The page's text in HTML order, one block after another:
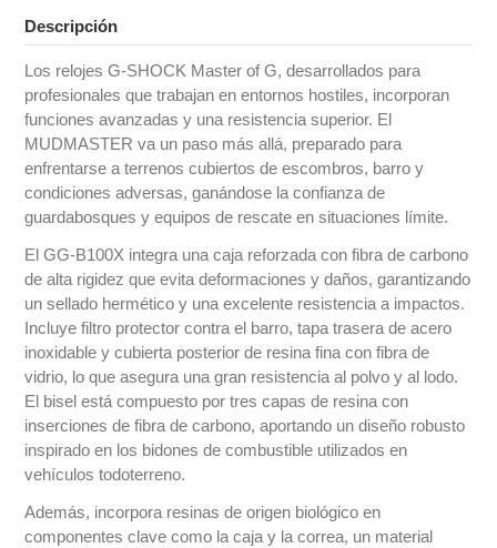
Descripción
Los relojes G-SHOCK Master of G, desarrollados para
profesionales que trabajan en entornos hostiles, incorporan
funciones avanzadas y una resistencia superior. El
MUDMASTER va un paso más allá, preparado para
enfrentarse a terrenos cubiertos de escombros, barro y
condiciones adversas, ganándose la confianza de
guardabosques y equipos de rescate en situaciones límite.
El GG-B100X integra una caja reforzada con fibra de carbono
de alta rigidez que evita deformaciones y daños, garantizando
un sellado hermético y una excelente resistencia a impactos.
Incluye filtro protector contra el barro, tapa trasera de acero
inoxidable y cubierta posterior de resina fina con fibra de
vidrio, lo que asegura una gran resistencia al polvo y al lodo.
El bisel está compuesto por tres capas de resina con
inserciones de fibra de carbono, aportando un diseño robusto
inspirado en los bidones de combustible utilizados en
vehículos todoterreno.
Además, incorpora resinas de origen biológico en
componentes clave como la caja y la correa, un material